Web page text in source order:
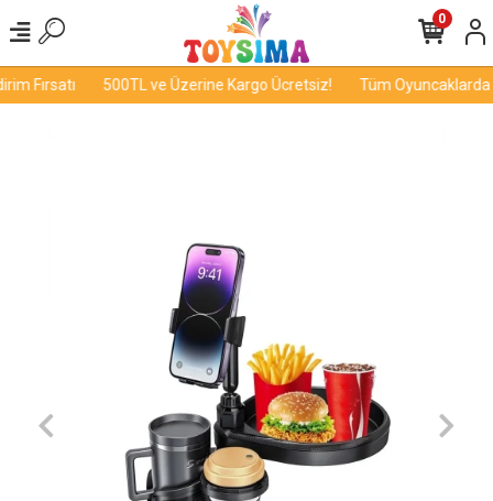
Fırsatı 500TL ve Üzerine Kargo Ücretsiz! Tüm Oyuncaklarda
0